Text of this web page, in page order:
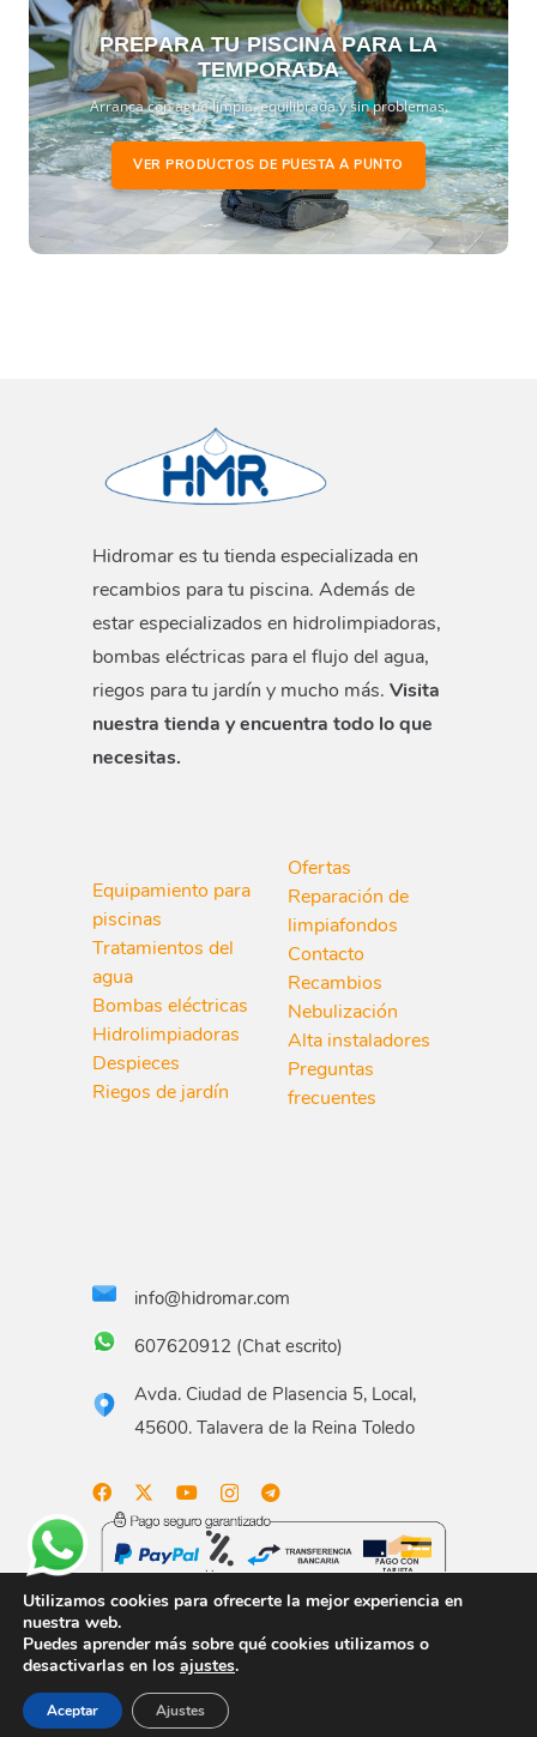
PREPARA TU PISCINA PARA LA
TEMPORADA
Arranca con agua limpia, equilibrada y sin problemas.
VER PRODUCTOS DE PUESTA A PUNTO
Hidromar es tu tienda especializada en
recambios para tu piscina. Además de
estar especializados en hidrolimpiadoras,
bombas eléctricas para el flujo del agua,
riegos para tu jardín y mucho más. Visita
nuestra tienda y encuentra todo lo que
necesitas.
Equipamiento para
piscinas
Tratamientos del
agua
Bombas eléctricas
Hidrolimpiadoras
Despieces
Riegos de jardín
Ofertas
Reparación de
limpiafondos
Contacto
Recambios
Nebulización
Alta instaladores
Preguntas
frecuentes
info@hidromar.com
607620912 (Chat escrito)
Avda. Ciudad de Plasencia 5, Local,
45600. Talavera de la Reina Toledo
Aviso legal Términos y condiciones
Política de
privacidad
Política de envío
Política de devoluciones
Utilizamos cookies para ofrecerte la mejor experiencia en
nuestra web.
Puedes aprender más sobre qué cookies utilizamos o
desactivarlas en los ajustes.
Aceptar Ajustes